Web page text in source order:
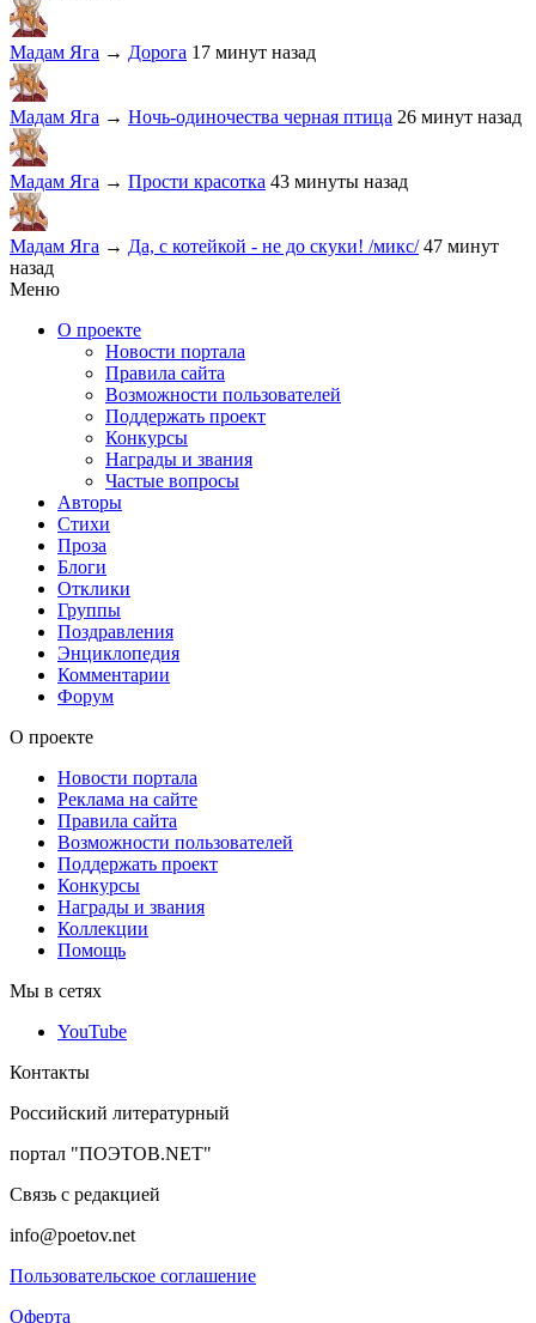
Мадам Яга → Дорога 17 минут назад
Мадам Яга → Ночь-одиночества черная птица 26 минут назад
Мадам Яга → Прости красотка 43 минуты назад
Мадам Яга → Да, с котейкой - не до скуки! /микс/ 47 минут
назад
Меню
О проекте
Новости портала
Правила сайта
Возможности пользователей
Поддержать проект
Конкурсы
Награды и звания
Частые вопросы
Авторы
Стихи
Проза
Блоги
Отклики
Группы
Поздравления
Энциклопедия
Комментарии
Форум
О проекте
Новости портала
Реклама на сайте
Правила сайта
Возможности пользователей
Поддержать проект
Конкурсы
Награды и звания
Коллекции
Помощь
Мы в сетях
YouTube
Контакты
Российский литературный
портал "ПОЭТОВ.NET"
Связь с редакцией
info@poetov.net
Пользовательское соглашение
Оферта